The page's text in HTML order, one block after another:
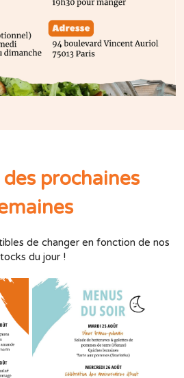
prochaines
de changer en fonction de nos
du jour !